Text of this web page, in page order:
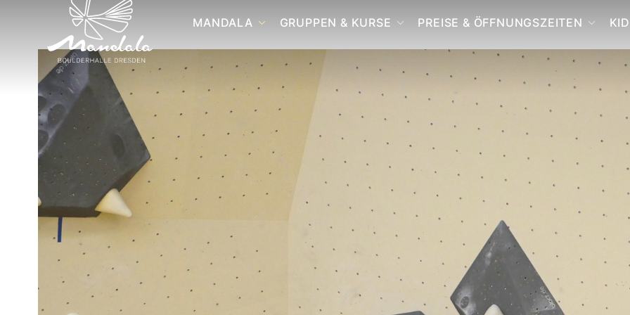
MANDALA
STANDORT ZEITENSTRÖMUNG
STANDORT POSTPLATZ
ANFAHRT
ZUM 1. MAL BEI UNS?
FAQ IN ENGLISH
FORMULARE
ATHLETENTEAM
GRUPPEN & KURSE
GESAMTES KURS- UND
GRUPPENANGEBOT
BOULDERN
YOGA & AKROBATIK
RAUM FÜR GRUPPEN / YOGA /
RAUM BOOFE
PREISE & ÖFFNUNGSZEITEN
PREISE & ÖFFNUNGSZEITEN
GUTSCHEINE
BISTRO